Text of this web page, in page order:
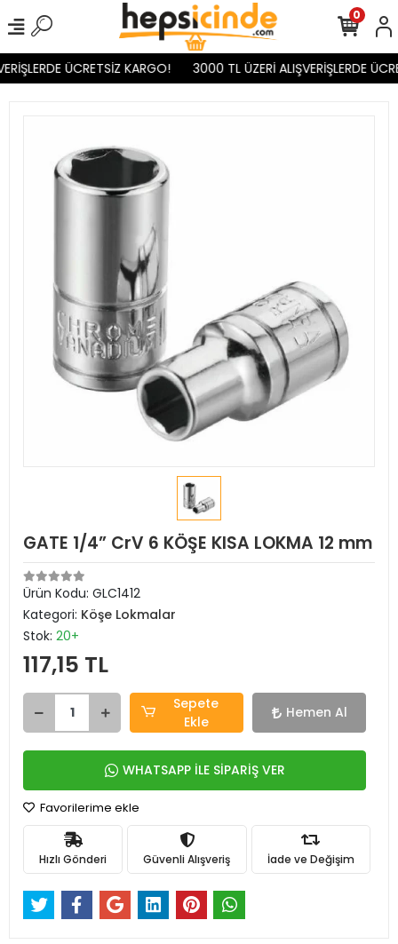
ÜCRETSİZ KARGO! 3000 TL ÜZERİ ALIŞVERİŞLERDE
0
GATE 1/4” CrV 6 KÖŞE KISA LOKMA 12 mm
Ürün Kodu: GLC1412
Kategori: Köşe Lokmalar
Stok: 20+
117,15 TL
Sepete
Ekle
Hemen Al
WHATSAPP İLE SİPARİŞ VER
Favorilerime ekle
Hızlı Gönderi Güvenli Alışveriş İade ve Değişim